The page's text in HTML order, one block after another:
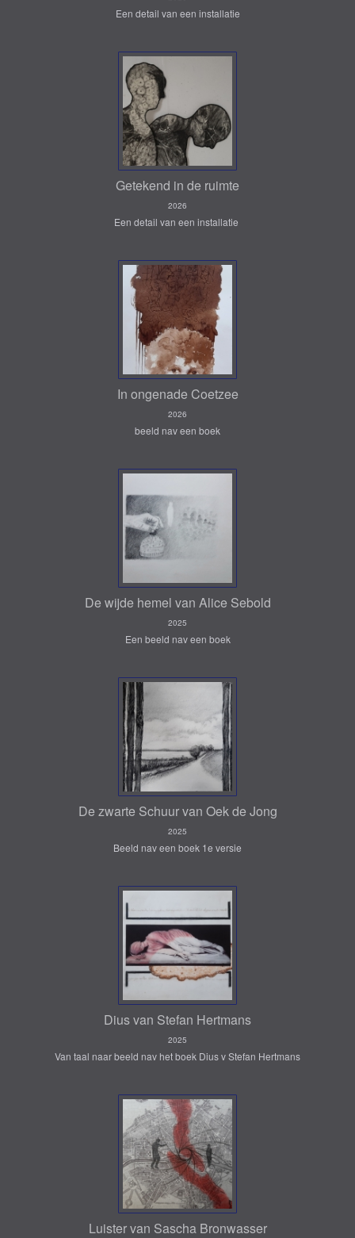
Een detail van een installatie
Getekend in de ruimte
2026
Een detail van een installatie
In ongenade Coetzee
2026
beeld nav een boek
De wijde hemel van Alice Sebold
2025
Een beeld nav een boek
De zwarte Schuur van Oek de Jong
2025
Beeld nav een boek 1e versie
Dius van Stefan Hertmans
2025
Van taal naar beeld nav het boek Dius v Stefan Hertmans
Luister van Sascha Bronwasser